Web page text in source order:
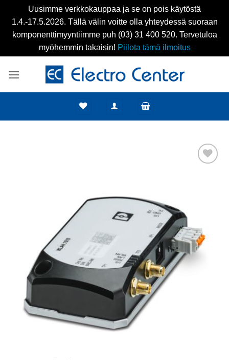
Uusimme verkkokauppaa ja se on pois käytöstä
1.4.-17.5.2026. Tällä välin voitte olla yhteydessä suoraan
komponenttimyyntiimme puh (03) 31 400 520. Tervetuloa
myöhemmin takaisin! Piilota tämä ilmoitus